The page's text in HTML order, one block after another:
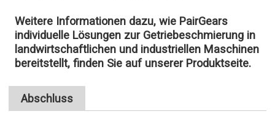
Weitere Informationen dazu, wie PairGears
individuelle Lösungen zur Getriebeschmierung in
landwirtschaftlichen und industriellen Maschinen
bereitstellt, finden Sie auf unserer Produktseite.
Abschluss